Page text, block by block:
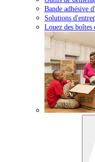
Bande adhésive
Solutions
Louez des boîtes